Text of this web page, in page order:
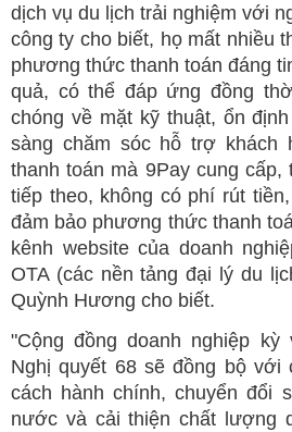
dịch vụ du lịch trải nghiệm với
công ty cho biết, họ mất nhiều
phương thức thanh toán đáng
quả, có thể đáp ứng đồng
chóng về mặt kỹ thuật, ổn
sàng chăm sóc hỗ trợ khách
thanh toán mà 9Pay cung cấp,
tiếp theo, không có phí rút
đảm bảo phương thức thanh
kênh website của doanh
OTA (các nền tảng đại lý du
Quỳnh Hương cho biết.
"Cộng đồng doanh nghiệp kỳ
Nghị quyết 68 sẽ đồng bộ với
cách hành chính, chuyển đổi
nước và cải thiện chất lượng